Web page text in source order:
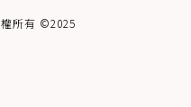
所有 ©2025